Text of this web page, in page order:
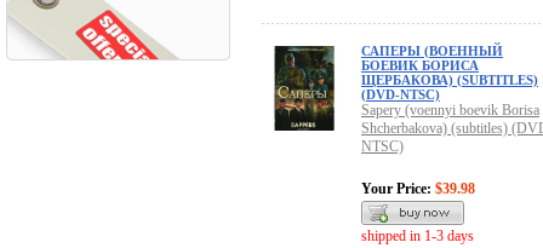
САПЕРЫ (ВОЕННЫЙ
БОЕВИК БОРИСА
ЩЕРБАКОВА) (SUBTITLES)
(DVD-NTSC)
Sapery (voennyi boevik Borisa
Shcherbakova) (subtitles)
NTSC)
Your Price: $39.98
shipped in 1-3 days